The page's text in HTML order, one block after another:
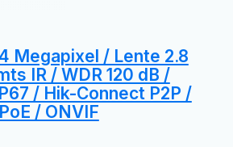
Megapixel / Lente 2.8
IR / WDR 120 dB /
/ Hik-Connect P2P /
/ ONVIF